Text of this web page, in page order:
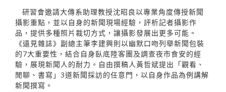
研習會邀請大傳系助理教授沈昭良以專業角度傳授新聞
攝影重點，並以自身的新聞現場經驗，評析記者攝影作
品，提供多種照片裁切方式，讓攝影發展出更多可能。
《遠見雜誌》副總主筆李建興則以幽默口吻列舉新聞包裝
的7大重要性，結合自身臥底陸客團及調查夜市食安的經
驗，展現新聞人的耐力。自由撰稿人黃哲斌提出「觀看、
閒聊、書寫」3道新聞採訪的任意門，以自身作品為例講解
新聞撰寫。